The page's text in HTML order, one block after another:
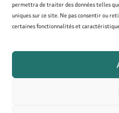
permettra de traiter des données telles
uniques sur ce site. Ne pas consentir ou
certaines fonctionnalités et
Politique